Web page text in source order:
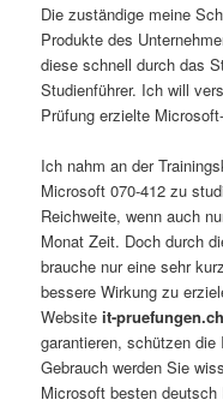
Die zuständige meine
Produkte des
diese schnell durch das
Studienführer. Ich will
Prüfung erzielte
Ich nahm an der
Microsoft 070-412 zu
Reichweite, wenn auch
Monat Zeit. Doch durch
brauche nur eine sehr
bessere Wirkung zu
Websiteit-pruefungen.ch
garantieren, schützen
Gebrauch werden Sie
Microsoft besten deutsch